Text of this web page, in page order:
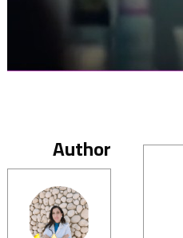
Author